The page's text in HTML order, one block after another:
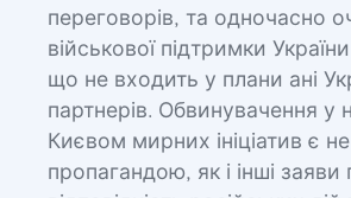
переговорів, та одночасно
військової підтримки
що не входить у плани ані
партнерів. Обвинувачення у
Києвом мирних ініціатив є
пропагандою, як і інші заяви